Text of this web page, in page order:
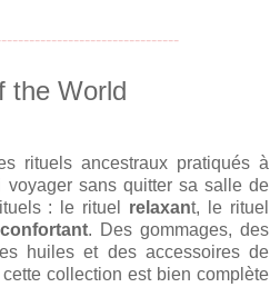
the World
rituels ancestraux pratiqués à
sans quitter sa salle de
: le rituel relaxant, le rituel
. Des gommages, des
huiles et des accessoires de
collection est bien complète